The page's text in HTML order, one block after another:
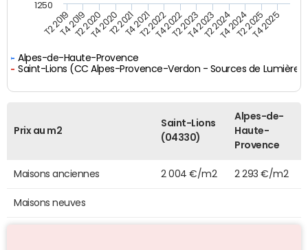
Alpes-de-Haute-Provence
Saint-Lions (CC Alpes-Provence-Verdon - Sources de Lumière)
T2 2019T4 2019T2 2020T4 2020T2 2021T4 2021T2 2022T4 2022T2 2023T4 2023T2 2024T4 2024T2 2025T4 2025
1250
Prix au m2
Saint-Lions
(04330)
Alpes-de-
Haute-
Provence
Maisons anciennes 2 004 €/m2 2 293 €/m2
Maisons neuves